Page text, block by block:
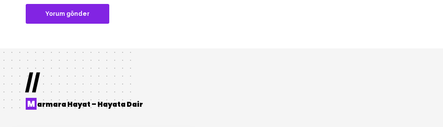
//
M armara Hayat – Hayata Dair